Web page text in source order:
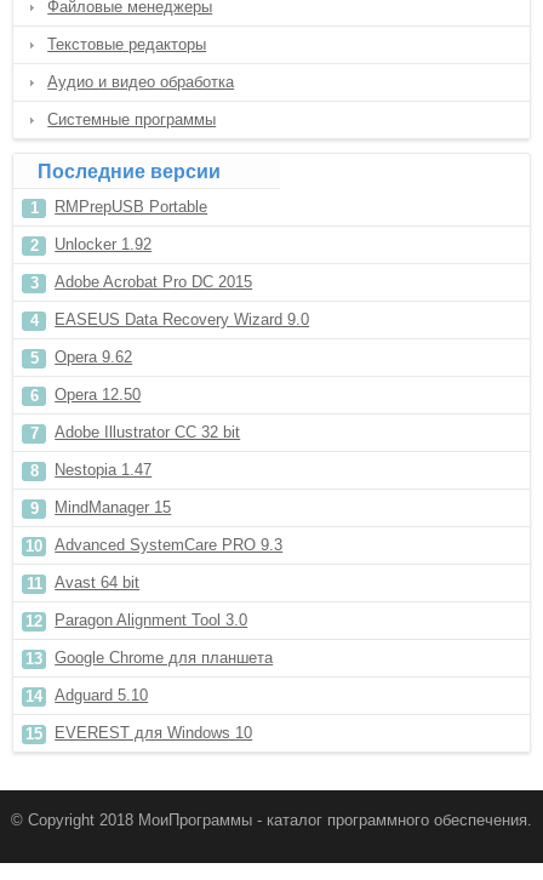
Файловые менеджеры
Текстовые редакторы
Аудио и видео обработка
Системные программы
Последние версии
RMPrepUSB Portable
Unlocker 1.92
Adobe Acrobat Pro DC 2015
EASEUS Data Recovery Wizard 9.0
Opera 9.62
Opera 12.50
Adobe Illustrator CC 32 bit
Nestopia 1.47
MindManager 15
Advanced SystemCare PRO 9.3
Avast 64 bit
Paragon Alignment Tool 3.0
Google Chrome для планшета
Adguard 5.10
EVEREST для Windows 10
© Copyright 2018 МоиПрограммы - каталог программного обеспечения.